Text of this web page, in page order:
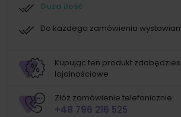
Duża ilość
Do każdego zamówienia
Kupując ten produkt
lojalnościowe
Złóż zamówienie telefonicznie:
+48 796 216 525